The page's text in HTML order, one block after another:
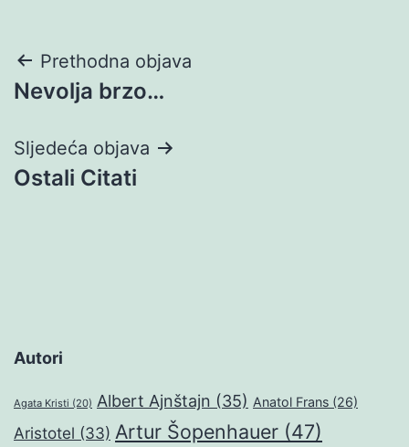
Navigacija
objava
Prethodna objava
Nevolja brzo…
Sljedeća objava
Ostali Citati
Autori
Agata Kristi (20) Albert Ajnštajn (35) Anatol Frans (26)
Aristotel (33) Artur Šopenhauer (47)